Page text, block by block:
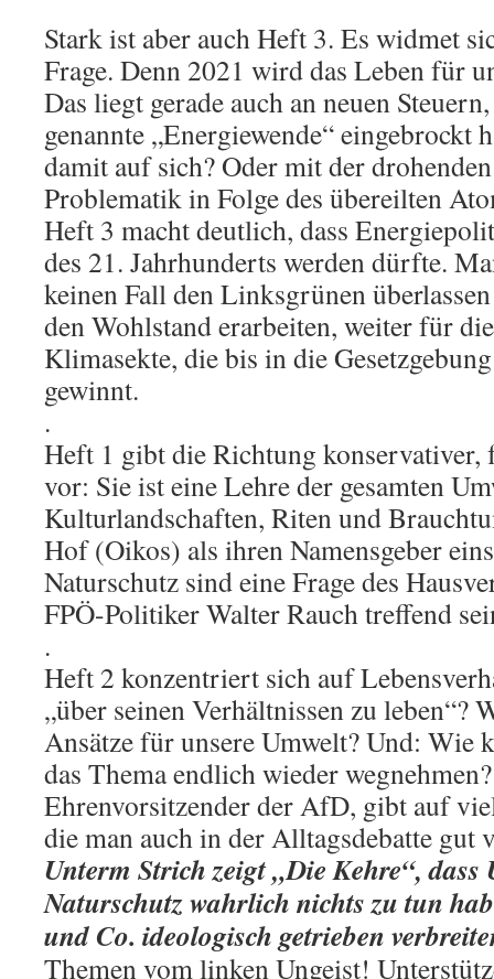
Stark ist aber auch Heft 3. Es widmet
Frage. Denn 2021 wird das Leben für
Das liegt gerade auch an neuen
genannte „Energiewende“ eingebrockt
damit auf sich? Oder mit der
Problematik in Folge des übereilten
Heft 3 macht deutlich, dass
des 21. Jahrhunderts werden dürfte.
keinen Fall den Linksgrünen
den Wohlstand erarbeiten, weiter für
Klimasekte, die bis in die
gewinnt.
.
Heft 1 gibt die Richtung
vor: Sie ist eine Lehre der gesamten
Kulturlandschaften, Riten und
Hof (Oikos) als ihren Namensgeber
Naturschutz sind eine Frage des
FPÖ-Politiker Walter Rauch treffend
.
Heft 2 konzentriert sich auf
„über seinen Verhältnissen zu leben“?
Ansätze für unsere Umwelt? Und: Wie
das Thema endlich wieder
Ehrenvorsitzender der AfD, gibt auf
die man auch in der Alltagsdebatte gut
Unterm Strich zeigt „Die Kehre“, dass
Naturschutz wahrlich nichts zu tun
und Co. ideologisch getrieben
Themen vom linken Ungeist!